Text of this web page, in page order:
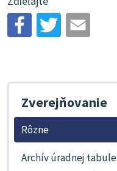
Zverejňovanie
Rôzne
Archív úradnej tabule